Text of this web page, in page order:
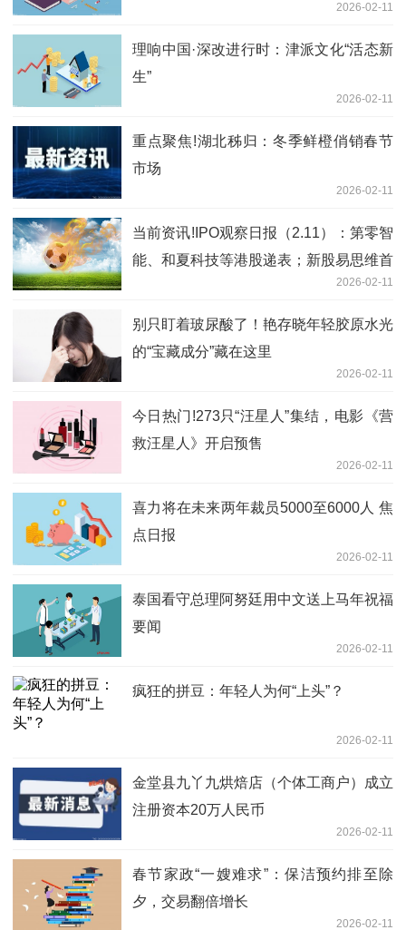
2026-02-11
理响中国·深改进行时：津派文化“活态新
生”
2026-02-11
重点聚焦!湖北秭归：冬季鲜橙俏销春节
市场
2026-02-11
当前资讯!IPO观察日报（2.11）：第零智
能、和夏科技等港股递表；新股易思维首
日涨58.93%，先导智能港股险破发2026-02-11
别只盯着玻尿酸了！艳存晓年轻胶原水光
的“宝藏成分”藏在这里
2026-02-11
今日热门!273只“汪星人”集结，电影《营
救汪星人》开启预售
2026-02-11
喜力将在未来两年裁员5000至6000人 焦
点日报
2026-02-11
泰国看守总理阿努廷用中文送上马年祝福
要闻
2026-02-11
疯狂的拼豆：年轻人为何“上头”？
2026-02-11
金堂县九丫九烘焙店（个体工商户）成立
注册资本20万人民币
2026-02-11
春节家政“一嫂难求”：保洁预约排至除
夕，交易翻倍增长
2026-02-11